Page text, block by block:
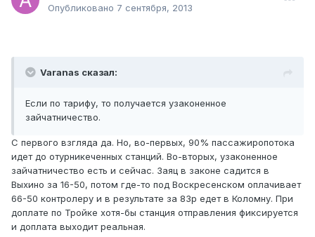
Опубликовано 7 сентября, 2013
Varanas сказал:
Если по тарифу, то получается узаконенное
зайчатничество.
С первого взгляда да. Но, во-первых, 90% пассажиропотока
идет до отурникеченных станций. Во-вторых, узаконенное
зайчатничество есть и сейчас. Заяц в законе садится в
Выхино за 16-50, потом где-то под Воскресенском оплачивает
66-50 контролеру и в результате за 83р едет в Коломну. При
доплате по Тройке хотя-бы станция отправления фиксируется
и доплата выходит реальная.